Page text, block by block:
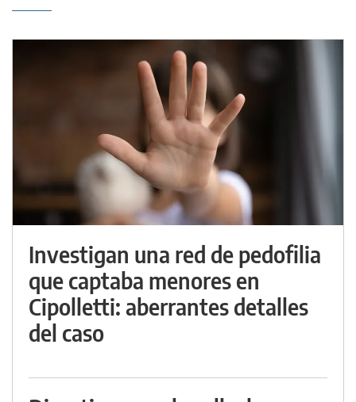
Investigan una red de pedofilia
que captaba menores en
Cipolletti: aberrantes detalles
del caso